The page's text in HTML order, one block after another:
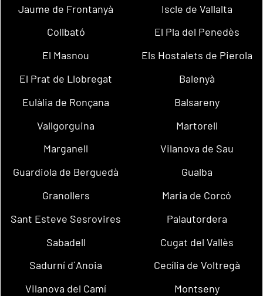
Jaume de Frontanyà
Iscle de Vallalta
Collbató
El Pla del Penedès
El Masnou
Els Hostalets de Pierola
El Prat de Llobregat
Balenyà
Eulàlia de Ronçana
Balsareny
Vallgorguina
Martorell
Marganell
Vilanova de Sau
Guardiola de Berguedà
Gualba
Granollers
Maria de Corcó
Sant Esteve Sesrovires
Palautordera
Sabadell
Cugat del Vallès
Sadurní d´Anoia
Cecília de Voltregà
Vilanova del Camí
Montseny